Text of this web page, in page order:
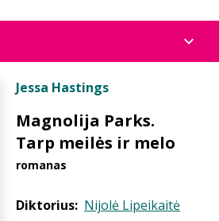
Jessa Hastings
Magnolija Parks.
Tarp meilės ir melo
romanas
Diktorius: Nijolė Lipeikaitė